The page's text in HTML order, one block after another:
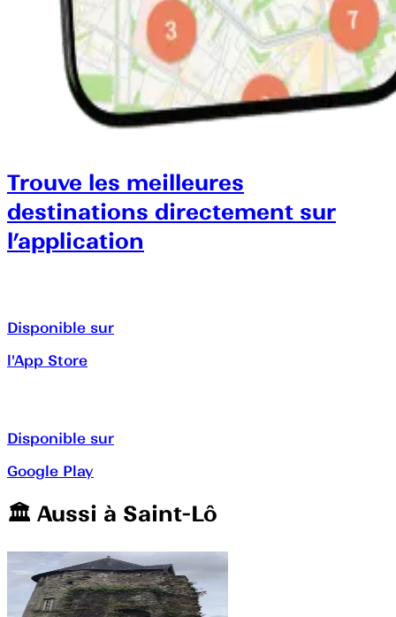
Trouve les meilleures
destinations directement sur
l’application
Disponible sur
l'App Store
Disponible sur
Google Play
🏛️️ Aussi à Saint-Lô